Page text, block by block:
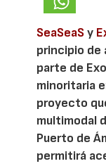
SeaSeaSy
principio de
parte de
minoritaria
proyecto
multimodal
Puerto de
permitirá